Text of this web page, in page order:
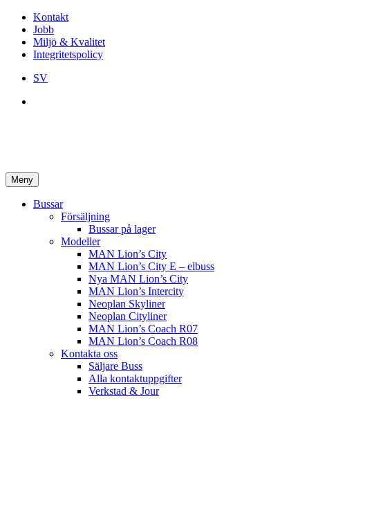
Kontakt
Jobb
Miljö & Kvalitet
Integritetspolicy
SV
Meny
Bussar
Försäljning
Bussar på lager
Modeller
MAN Lion’s City
MAN Lion’s City E – elbuss
Nya MAN Lion’s City
MAN Lion’s Intercity
Neoplan Skyliner
Neoplan Cityliner
MAN Lion’s Coach R07
MAN Lion’s Coach R08
Kontakta oss
Säljare Buss
Alla kontaktuppgifter
Verkstad & Jour